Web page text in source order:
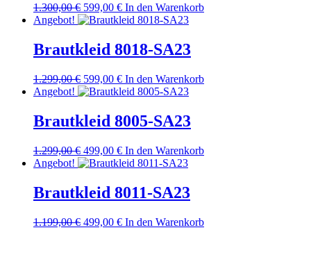
1.300,00€ Ursprünglicher
Preis
1.300,00 €
599,00 €Aktueller
Preis
599,00 €.
In den Warenkorb
Angebot!
Brautkleid 8018-SA23
1.299,00€ Ursprünglicher
Preis
1.299,00 €
599,00 €Aktueller
Preis
599,00 €.
In den Warenkorb
Angebot!
Brautkleid 8005-SA23
1.299,00€ Ursprünglicher
Preis
1.299,00 €
499,00 €Aktueller
Preis
499,00 €.
In den Warenkorb
Angebot!
Brautkleid 8011-SA23
1.199,00€ Ursprünglicher
499,00 €Aktueller
In den Warenkorb